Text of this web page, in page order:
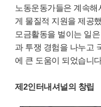
노동운동가들은 계속
게 물질적 지원을 제공
모금활동을 벌이는 일
과 투쟁 경험을 나누고
에 큰 도움이 되었습니
제2인터내셔널의 창립